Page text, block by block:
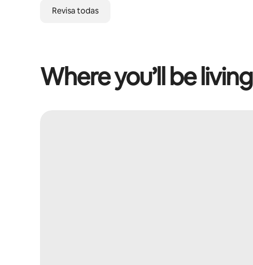
Revisa todas
Where you’ll be living